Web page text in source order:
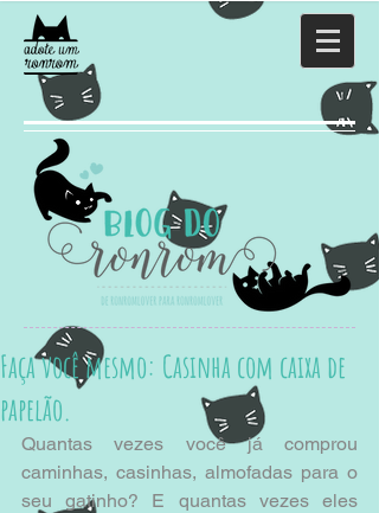
Faça você mesmo: Casinha com caixa de
papelão.
Quantas vezes você já comprou
caminhas, casinhas, almofadas para o
seu gatinho? E quantas vezes eles